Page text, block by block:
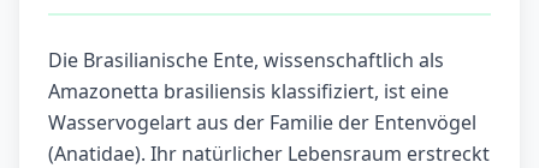
Die Brasilianische Ente, wissenschaftlich als
Amazonetta brasiliensis klassifiziert, ist eine
Wasservogelart aus der Familie der Entenvögel
(Anatidae). Ihr natürlicher Lebensraum erstreckt